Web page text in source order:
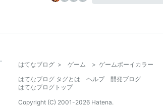
はてなブログ > ゲーム > ゲームボーイカラー
はてなブログ タグとは
ヘルプ
開発ブログ
はてなブログトップ
Copyright (C) 2001-2026 Hatena.